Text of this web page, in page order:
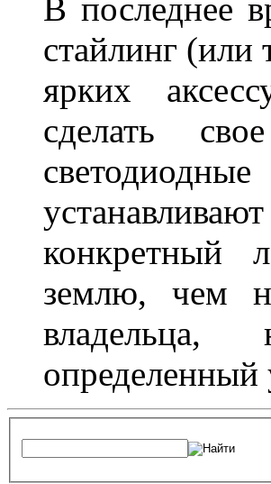
В последнее
стайлинг
ярких
сделать
конкретный
землю, чем
определенный